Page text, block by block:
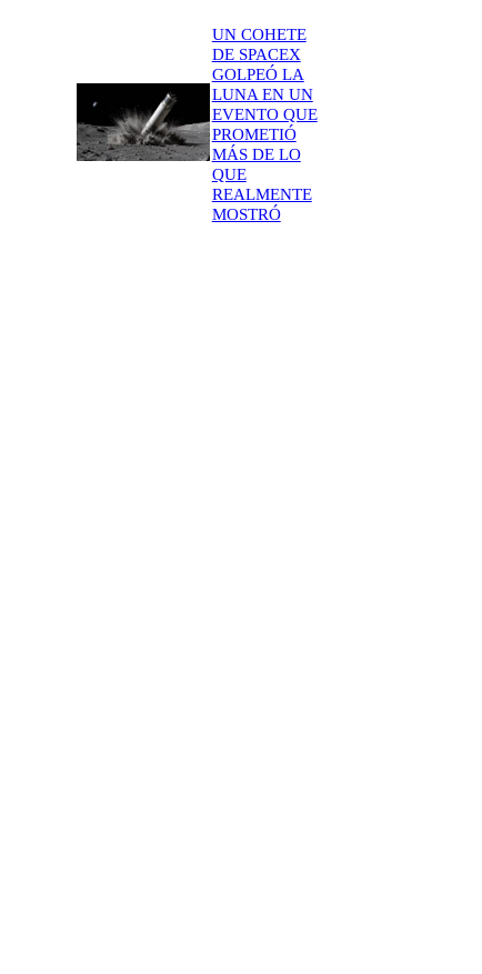
UN COHETE
DE SPACEX
GOLPEÓ LA
LUNA EN UN
EVENTO QUE
PROMETIÓ
MÁS DE LO
QUE
REALMENTE
MOSTRÓ